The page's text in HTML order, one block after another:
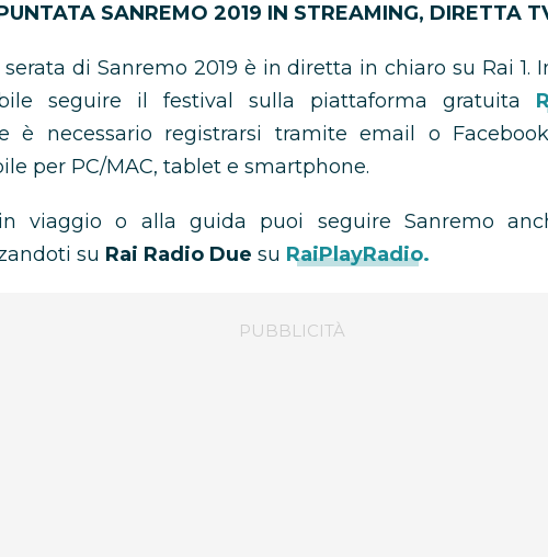
SANREMO 2019 IN STREAMING, DIRETTA
serata di Sanremo 2019 è in diretta in chiaro su Rai 1.
seguire il festival sulla piattaforma gratuita
è necessario registrarsi tramite email o
per PC/MAC, tablet e smartphone.
viaggio o alla guida puoi seguire Sanremo
su Rai Radio Due su RaiPlayRadio.